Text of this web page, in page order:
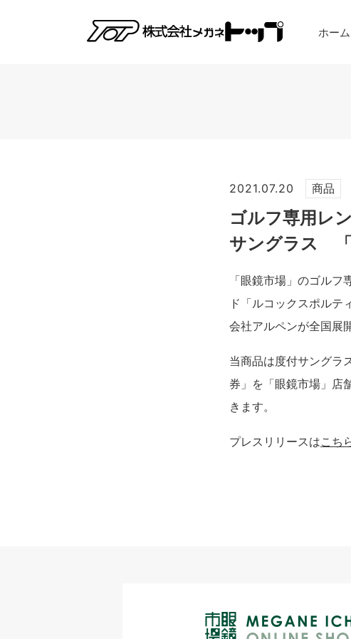
ホーム
2021.07.20 商品
ゴルフ専用レ
サングラス 「
「眼鏡市場」のゴル
ド「ルコックスポル
会社アルペンが全国展
当商品は度付サングラ
券」を「眼鏡市場」店
きます。
プレスリリースはこち